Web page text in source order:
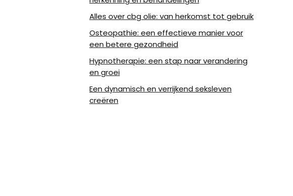
Alles over cbg olie: van herkomst tot gebruik
Osteopathie: een effectieve manier voor
een betere gezondheid
Hypnotherapie: een stap naar verandering
en groei
Een dynamisch en verrijkend seksleven
creëren